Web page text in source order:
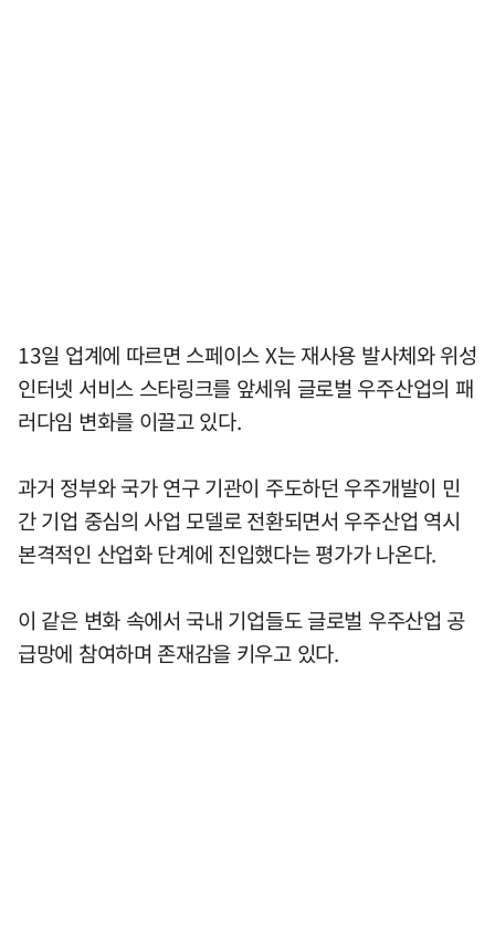
13일 업계에 따르면 스페이스 X는 재사용 발사체와 위성
인터넷 서비스 스타링크를 앞세워 글로벌 우주산업의 패
러다임 변화를 이끌고 있다.
과거 정부와 국가 연구 기관이 주도하던 우주개발이 민
간 기업 중심의 사업 모델로 전환되면서 우주산업 역시
본격적인 산업화 단계에 진입했다는 평가가 나온다.
이 같은 변화 속에서 국내 기업들도 글로벌 우주산업 공
급망에 참여하며 존재감을 키우고 있다.